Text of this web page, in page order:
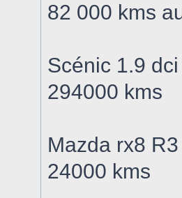
82 000 kms
Scénic 1.9
294000 kms
Mazda rx8
24000 kms